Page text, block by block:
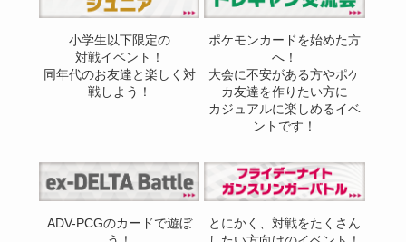
小学生以下限定の
対戦イベント！
同年代のお友達と楽しく対
戦しよう！
ポケモンカードを始めた方
へ！
大会に不安がある方やポケ
カ友達を作りたい方に
カジュアルに楽しめるイベ
ントです！
ADV-PCGのカードで遊ぼ
とにかく、対戦をたくさん